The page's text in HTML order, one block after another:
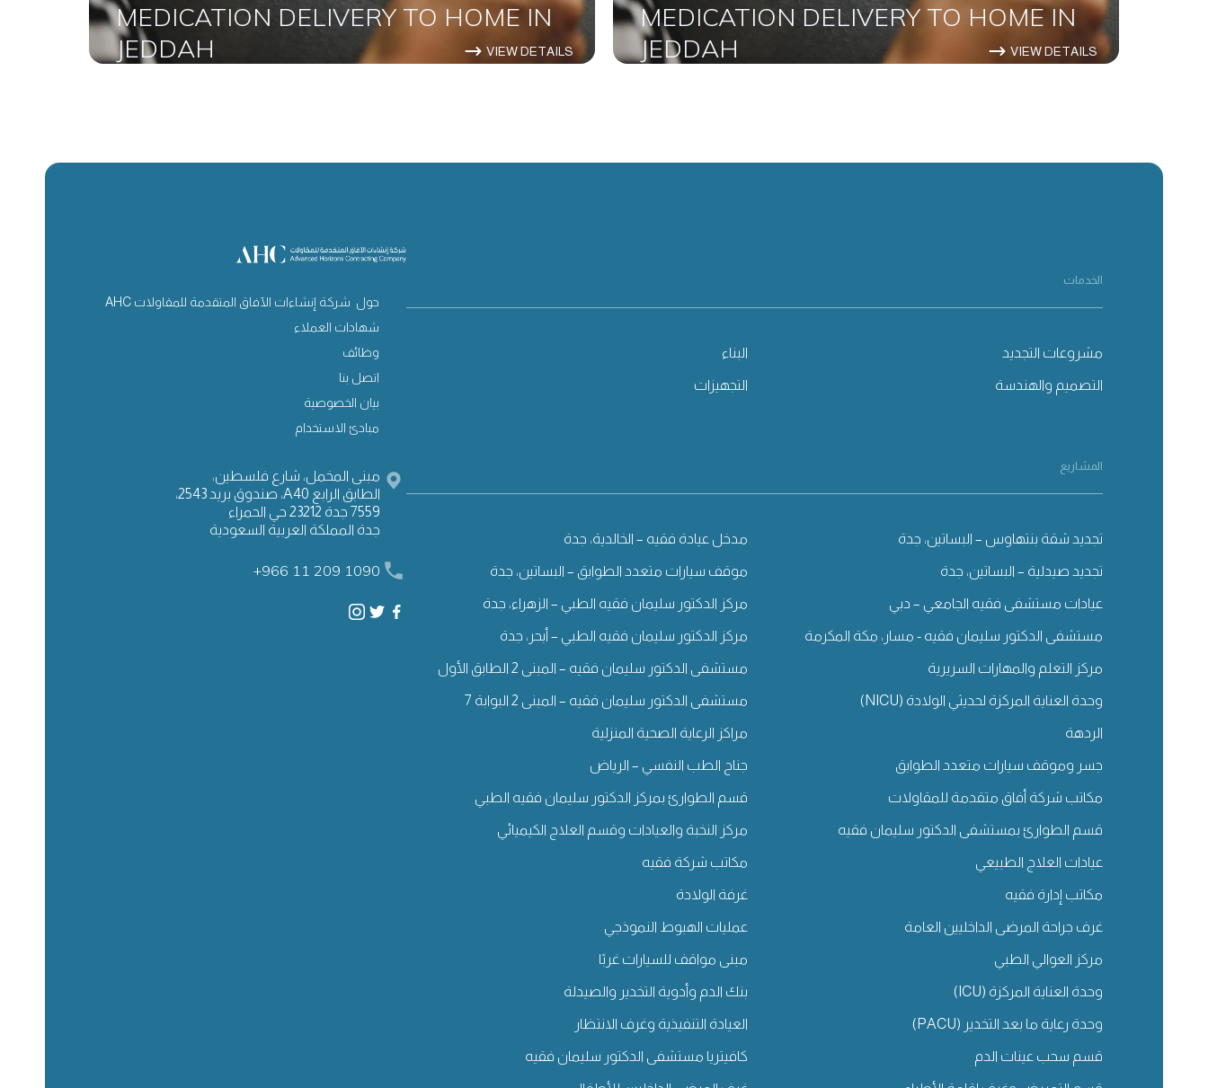
MEDICATION DELIVERY TO HOME IN
JEDDAH
VIEW DETAILS
MEDICATION DELIVERY TO HOME IN
JEDDAH
VIEW DETAILS
الخدمات
مشروعات التجديد البناء
التصميم والهندسة التجهيزات
المشاريع
تجديد شقة بنتهاوس – البساتين، جدة مدخل عيادة فقيه – الخالدية، جدة
تجديد صيدلية – البساتين، جدة موقف سيارات متعدد الطوابق – البساتين، جدة
عيادات مستشفى فقيه الجامعي – دبي مركز الدكتور سليمان فقيه الطبي – الزهراء، جدة
مستشفى الدكتور سليمان فقيه - مسار، مكة المكرمة مركز الدكتور سليمان فقيه الطبي – أبحر، جدة
مركز التعلم والمهارات السريرية مستشفى الدكتور سليمان فقيه – المبنى 2 الطابق الأول
وحدة العناية المركزة لحديثي الولادة (NICU) مستشفى الدكتور سليمان فقيه – المبنى 2 البوابة 7
الردهة مراكز الرعاية الصحية المنزلية
جسر وموقف سيارات متعدد الطوابق جناح الطب النفسي – الرياض
مكاتب شركة أفاق متقدمة للمقاولات قسم الطوارئ بمركز الدكتور سليمان فقيه الطبي
قسم الطوارئ بمستشفى الدكتور سليمان فقيه مركز النخبة والعيادات وقسم العلاج الكيميائي
عيادات العلاج الطبيعي مكاتب شركة فقيه
مكاتب إدارة فقيه غرفة الولادة
غرف جراحة المرضى الداخليين العامة عمليات الهبوط النموذجي
مركز العوالي الطبي مبنى مواقف للسيارات غربًا
وحدة العناية المركزة (ICU) بنك الدم وأدوية التخدير والصيدلة
وحدة رعاية ما بعد التخدير (PACU) العيادة التنفيذية وغرف الانتظار
قسم سحب عينات الدم كافيتريا مستشفى الدكتور سليمان فقيه
حول شركة إنشاءات الآفاق المتقدمة للمقاولات AHC
شهادات العملاء
وظائف
اتصل بنا
بيان الخصوصية
مبادئ الاستخدام
مبنى المخمل، شارع فلسطين،
الطابق الرابع A40، صندوق بريد 2543،
7559 جدة 23212 حي الحمراء
جدة المملكة العربية السعودية
+966 11 209 1090